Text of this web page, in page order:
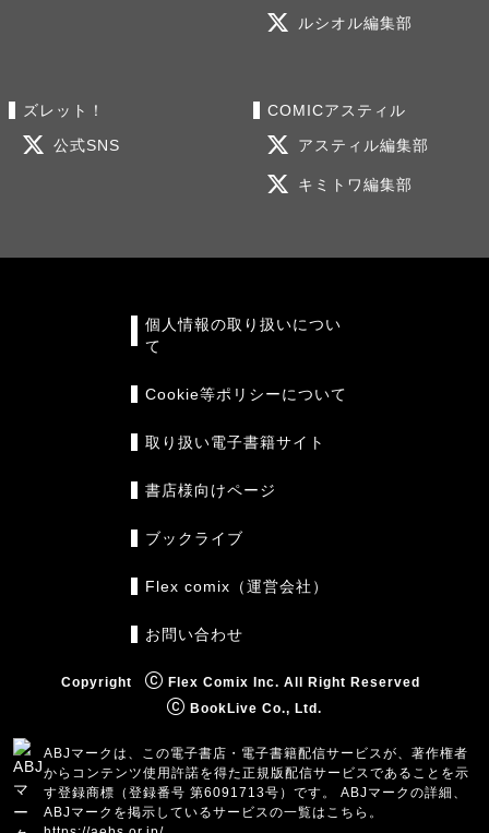
ルシオル編集部
ズレット！
公式SNS
COMICアスティル
アスティル編集部
キミトワ編集部
個人情報の取り扱いについ
て
Cookie等ポリシーについて
取り扱い電子書籍サイト
書店様向けページ
ブックライブ
Flex comix（運営会社）
お問い合わせ
Copyright
Flex Comix Inc. All Right Reserved
BookLive Co., Ltd.
ABJマークは、この電子書店・電子書籍配信サービスが、著作権者
からコンテンツ使用許諾を得た正規版配信サービスであることを示
す登録商標（登録番号 第6091713号）です。 ABJマークの詳細、
ABJマークを掲示しているサービスの一覧はこちら。